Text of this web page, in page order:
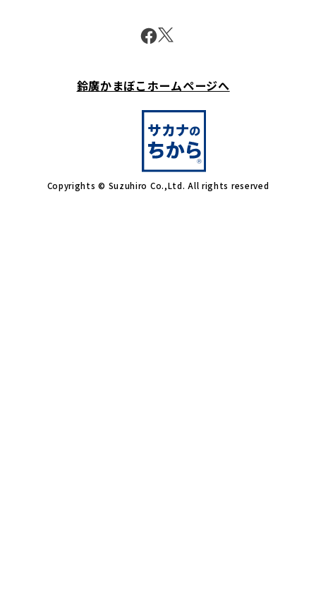
鈴廣かまぼこホームページへ
Copyrights © Suzuhiro Co.,Ltd. All rights reserved